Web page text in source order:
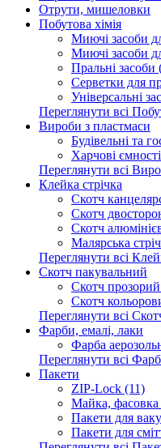
Отрути, мишеловки
Побутова хімія
Миючі засоби
Миючі засоби
Пральні засоби
Серветки для
Універсальні
Переглянути всі
Вироби з пластмаси
Будівельні та
Харчові
Переглянути всі
Клейка стрічка
Скотч
Скотч
Скотч
Малярська
Переглянути всі
Скотч пакувальний
Скотч
Скотч
Переглянути всі
Фарби, емалі, лаки
Фарба
Переглянути всі
Пакети
ZIP-Lock (11)
Майка, фасовка
Пакети для
Пакети для